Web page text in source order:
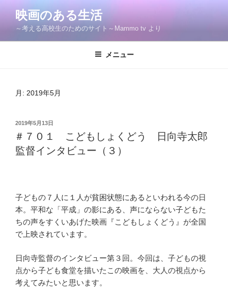
ン
映画のある生活
～考える高校生のためのサイト～Mammo tv より
メニュー
月: 2019年5月
投
稿
日:
2019年5月13日
＃７０１ こどもしょくどう 日向寺太郎
監督インタビュー（３）
子どもの７人に１人が貧困状態にあるといわれる今の日
本。平和な「平成」の影にある、声にならない子どもた
ちの声をすくいあげた映画『こどもしょくどう』が全国
で上映されています。
日向寺監督のインタビュー第３回。今回は、子どもの視
点から子ども食堂を描いたこの映画を、大人の視点から
考えてみたいと思います。